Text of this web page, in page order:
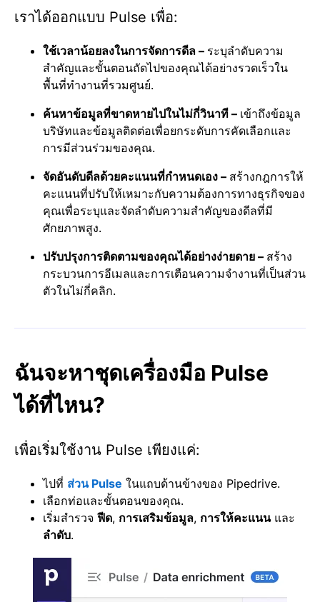
เราได้ออกแบบ Pulse เพื่อ:
ใช้เวลาน้อยลงในการจัดการดีล – ระบุลำดับความ
สำคัญและขั้นตอนถัดไปของคุณได้อย่างรวดเร็วใน
พื้นที่ทำงานที่รวมศูนย์.
ค้นหาข้อมูลที่ขาดหายไปในไม่กี่วินาที – เข้าถึงข้อมูล
บริษัทและข้อมูลติดต่อเพื่อยกระดับการคัดเลือกและ
การมีส่วนร่วมของคุณ.
จัดอันดับดีลด้วยคะแนนที่กำหนดเอง – สร้างกฎการให้
คะแนนที่ปรับให้เหมาะกับความต้องการทางธุรกิจของ
คุณเพื่อระบุและจัดลำดับความสำคัญของดีลที่มี
ศักยภาพสูง.
ปรับปรุงการติดตามของคุณได้อย่างง่ายดาย – สร้าง
กระบวนการอีเมลและการเตือนความจำงานที่เป็นส่วน
ตัวในไม่กี่คลิก.
ฉันจะหาชุดเครื่องมือ Pulse
ได้ที่ไหน?
เพื่อเริ่มใช้งาน Pulse เพียงแค่:
ไปที่ ส่วน Pulse ในแถบด้านข้างของ Pipedrive.
เลือกท่อและขั้นตอนของคุณ.
เริ่มสำรวจ ฟีด, การเสริมข้อมูล, การให้คะแนนและ
ลำดับ.